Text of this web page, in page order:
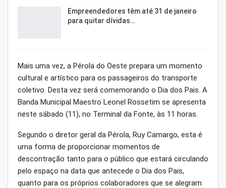
Empreendedores têm até 31 de janeiro
para quitar dívidas…
Mais uma vez, a Pérola do Oeste prepara um momento
cultural e artístico para os passageiros do transporte
coletivo. Desta vez será comemorando o Dia dos Pais. A
Banda Municipal Maestro Leonel Rossetim se apresenta
neste sábado (11), no Terminal da Fonte, às 11 horas.
Segundo o diretor geral da Pérola, Ruy Camargo, esta é
uma forma de proporcionar momentos de
descontração tanto para o público que estará circulando
pelo espaço na data que antecede o Dia dos Pais,
quanto para os próprios colaboradores que se alegram